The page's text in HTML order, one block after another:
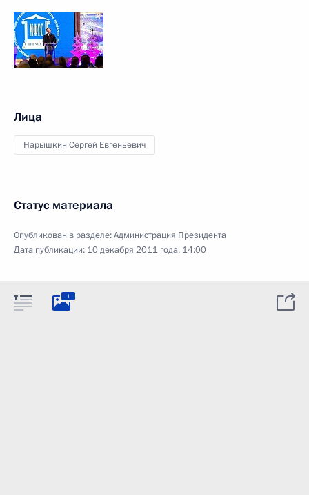
Лица
Нарышкин Сергей Евгеньевич
Статус материала
Опубликован в разделе:Администрация Президента
Дата публикации: 10 декабря 2011 года, 14:00
1